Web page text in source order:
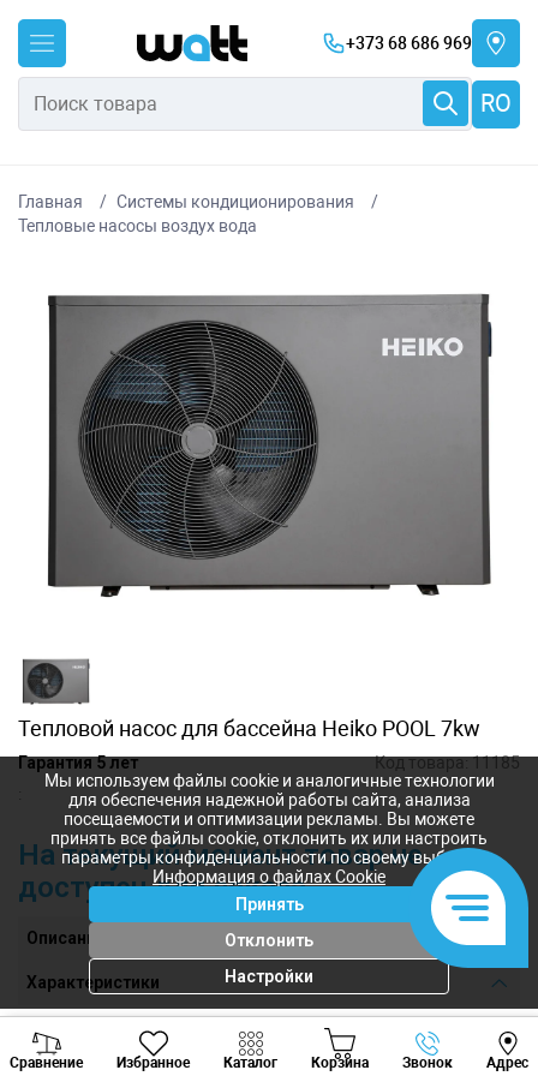
+373 68 686 969
RO
Главная
Системы кондиционирования
Тепловые насосы воздух вода
Тепловой насос для бассейна Heiko POOL 7kw
Гарантия 5 лет Код товара:11185
На текущий момент товар не
доступен для заказа
Описание
Характеристики
Мощность, кВт
7,0
Вес, кг
43,0
Сравнение Избранное Каталог Корзина Звонок Адрес
Viber Whatsapp
Мы используем файлы cookie и аналогичные технологии
для обеспечения надежной работы сайта, анализа
посещаемости и оптимизации рекламы. Вы можете
принять все файлы cookie, отклонить их или настроить
параметры конфиденциальности по своему выбору.
Информация о файлах Cookie
Принять
Отклонить
Настройки